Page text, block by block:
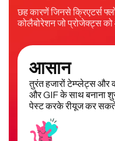
छह कारणें जिनसे क्रिएटर्स
कोलैबोरेशन जो प्रोजेक्ट्स को
आसान
तुरंत हजारों टेम्प्लेट्स और
और GIF के साथ बनाना
पेस्ट करके रीयूज कर सकते